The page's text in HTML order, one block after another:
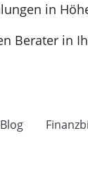
in
Berater in